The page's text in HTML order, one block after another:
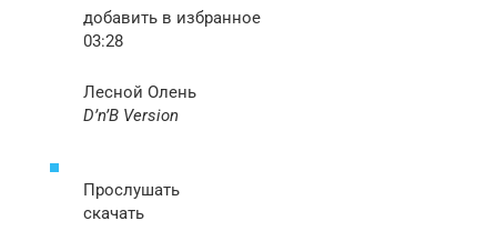
добавить в избранное
03:28
Лесной Олень
D’n’B Version
Прослушать
скачать